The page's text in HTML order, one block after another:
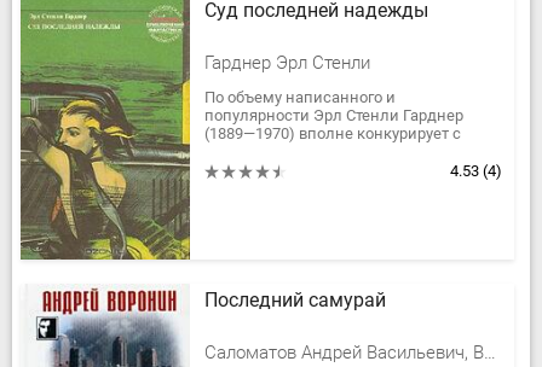
Суд последней надежды
Гарднер Эрл Стенли
По объему написанного и
популярности Эрл Стенли Гарднер
(1889—1970) вполне конкурирует с
(включая опубликованные под
4.53 (4)
Последний самурай
Саломатов Андрей Васильевич, Воронин Андрей